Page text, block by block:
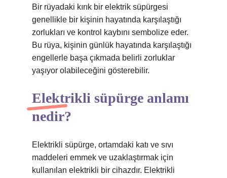
Bir rüyadaki kırık bir elektrik süpürgesi
genellikle bir kişinin hayatında karşılaştığı
zorlukları ve kontrol kaybını sembolize eder.
Bu rüya, kişinin günlük hayatında karşılaştığı
engellerle başa çıkmada belirli zorluklar
yaşıyor olabileceğini gösterebilir.
Elektrikli süpürge anlamı
nedir?
Elektrikli süpürge, ortamdaki katı ve sıvı
maddeleri emmek ve uzaklaştırmak için
kullanılan elektrikli bir cihazdır. Elektrikli